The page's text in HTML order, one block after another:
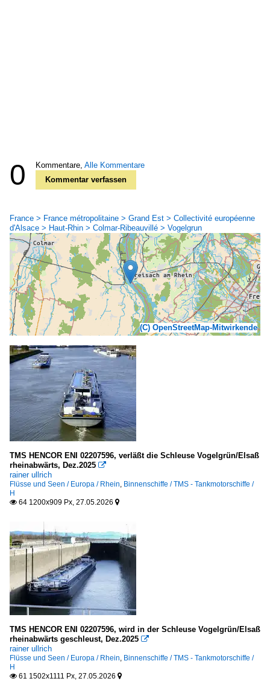
0 Kommentare, Alle Kommentare
Kommentar verfassen
France > France métropolitaine > Grand Est > Collectivité européenne
d'Alsace > Haut-Rhin > Colmar-Ribeauvillé > Vogelgrun
(C) OpenStreetMap-Mitwirkende
TMS HENCOR ENI 02207596, verläßt die Schleuse Vogelgrün/Elsaß
rheinabwärts, Dez.2025 
rainer ullrich
Flüsse und Seen / Europa / Rhein, Binnenschiffe / TMS - Tankmotorschiffe /
H
 64 1200x909 Px, 27.05.2026 
TMS HENCOR ENI 02207596, wird in der Schleuse Vogelgrün/Elsaß
rheinabwärts geschleust, Dez.2025 
rainer ullrich
Flüsse und Seen / Europa / Rhein, Binnenschiffe / TMS - Tankmotorschiffe /
H
 61 1502x1111 Px, 27.05.2026 